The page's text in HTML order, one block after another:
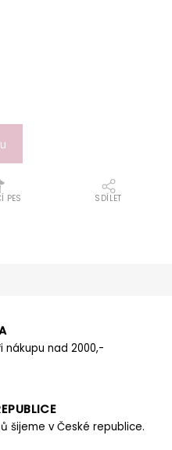
PES SDÍLET
nákupu nad 2000,-
šijeme v České republice.